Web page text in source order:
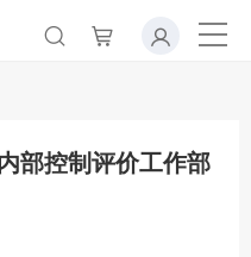
部控制评价工作部